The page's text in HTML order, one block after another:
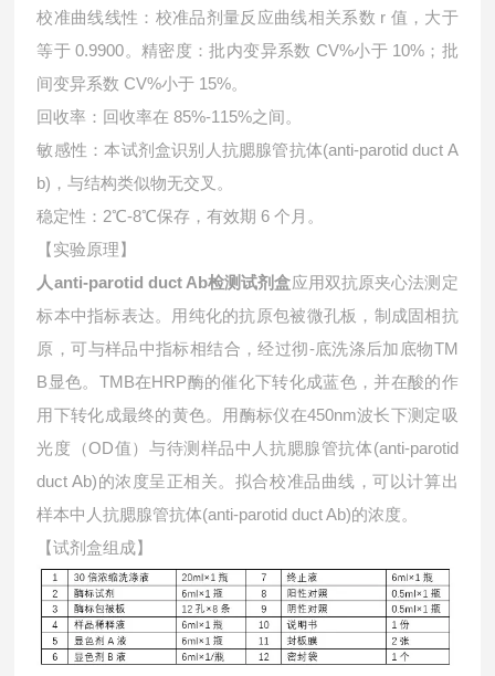
校准曲线线性：校准品剂量反应曲线相关系数 r 值，大于
等于 0.9900。精密度：批内变异系数 CV%小于 10%；批
间变异系数 CV%小于 15%。
回收率：回收率在 85%-115%之间。
敏感性：本试剂盒识别人抗腮腺管抗体(anti-parotid duct A
b)，与结构类似物无交叉。
稳定性：2℃-8℃保存，有效期 6 个月。
【实验原理】
人anti-parotid duct Ab检测试剂盒应用双抗原夹心法测定
标本中指标表达。用纯化的抗原包被微孔板，制成固相抗
原，可与样品中指标相结合，经过彻-底洗涤后加底物TM
B显色。TMB在HRP酶的催化下转化成蓝色，并在酸的作
用下转化成最终的黄色。用酶标仪在450nm波长下测定吸
光度（OD值）与待测样品中 人抗腮腺管抗体(anti-parotid
duct Ab)的浓度呈正相关。拟合校准品曲线，可以计算出
样本中 人抗腮腺管抗体(anti-parotid duct Ab)的浓度。
【试剂盒组成】